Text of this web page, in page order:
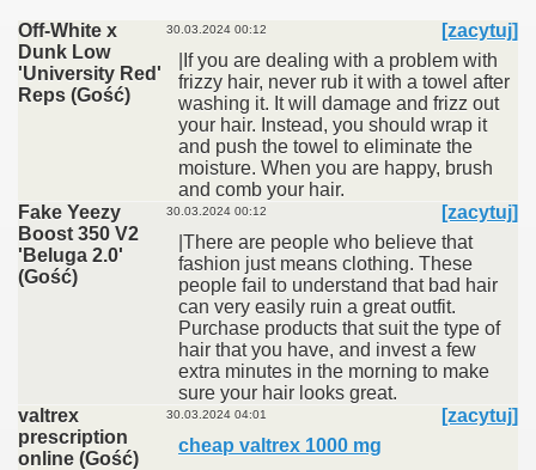
Off-White x
Dunk Low
'University Red'
Reps (Gość)
30.03.2024 00:12
[zacytuj]
|If you are dealing with a problem with
frizzy hair, never rub it with a towel after
washing it. It will damage and frizz out
your hair. Instead, you should wrap it
and push the towel to eliminate the
moisture. When you are happy, brush
and comb your hair.
Fake Yeezy
Boost 350 V2
'Beluga 2.0'
(Gość)
30.03.2024 00:12
[zacytuj]
|There are people who believe that
fashion just means clothing. These
people fail to understand that bad hair
can very easily ruin a great outfit.
Purchase products that suit the type of
hair that you have, and invest a few
extra minutes in the morning to make
sure your hair looks great.
valtrex
prescription
online (Gość)
30.03.2024 04:01
[zacytuj]
cheap valtrex 1000 mg